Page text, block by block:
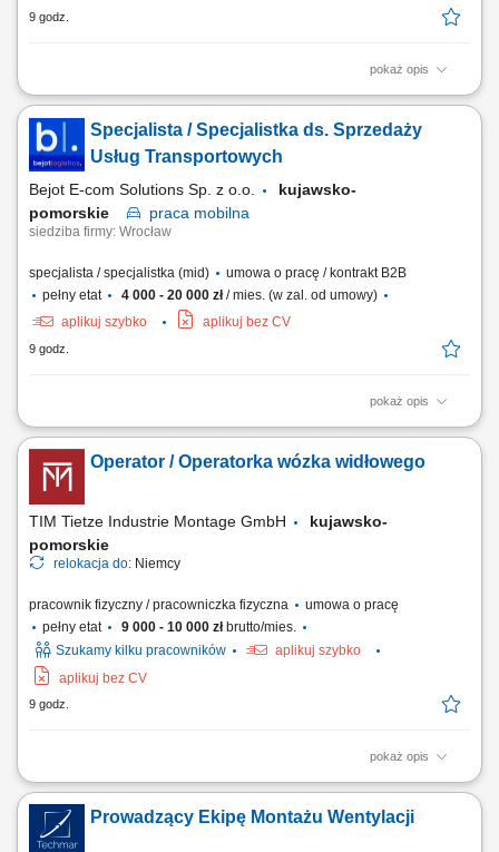
9 godz.
pokaż opis
Opis stanowiska: Realizacja zamówień dla klientów poprzez
magazynowych i systemów wspierających kompletację. Transport
produktów przy wykorzystaniu wózków magazynowych.
Przygotowywanie przesyłek i palet do wysyłki. Kontrola jakości...
Specjalista / Specjalistka ds. Sprzedaży
Usług Transportowych
Bejot E-com Solutions Sp. z o.o.
kujawsko-
pomorskie
praca mobilna
siedziba firmy: Wrocław
specjalista / specjalistka (mid)
umowa o pracę / kontrakt B2B
pełny etat
4 000 - 20 000 zł/ mies. (w zal. od umowy)
aplikuj szybko
aplikuj bez CV
9 godz.
pokaż opis
Opis stanowiska: Pozyskiwanie nowych klientów biznesowych oraz
rozwój współpracy z obecnymi partnerami. Sprzedaż usług z zakresu
transportu międzynarodowego i rozwiązań logistycznych. Prowadzenie
rozmów handlowych, spotkań oraz prezentowanie oferty firmy.
Negocjowanie warunków...
Operator / Operatorka wózka widłowego
TIM Tietze Industrie Montage GmbH
kujawsko-
pomorskie
relokacja do: Niemcy
pracownik fizyczny / pracowniczka fizyczna
umowa o pracę
pełny etat
9 000 - 10 000 złbrutto/mies.
Szukamy kilku pracowników
aplikuj szybko
aplikuj bez CV
9 godz.
pokaż opis
Opis stanowiska: obsługa wózka transportowego lub pojazdu
logistycznego na terenie zakładu, dostarczanie komponentów i
materiałów na linię produkcyjną, realizacja bieżących zadań
magazynowych i logistycznych, dbanie o ciągłość pracy produkcji oraz
Prowadzący Ekipę Montażu Wentylacji